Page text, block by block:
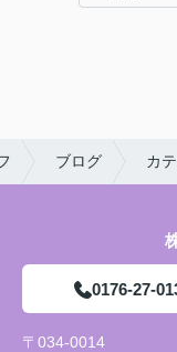
ブログ カ
0176-27-
〒034-0014